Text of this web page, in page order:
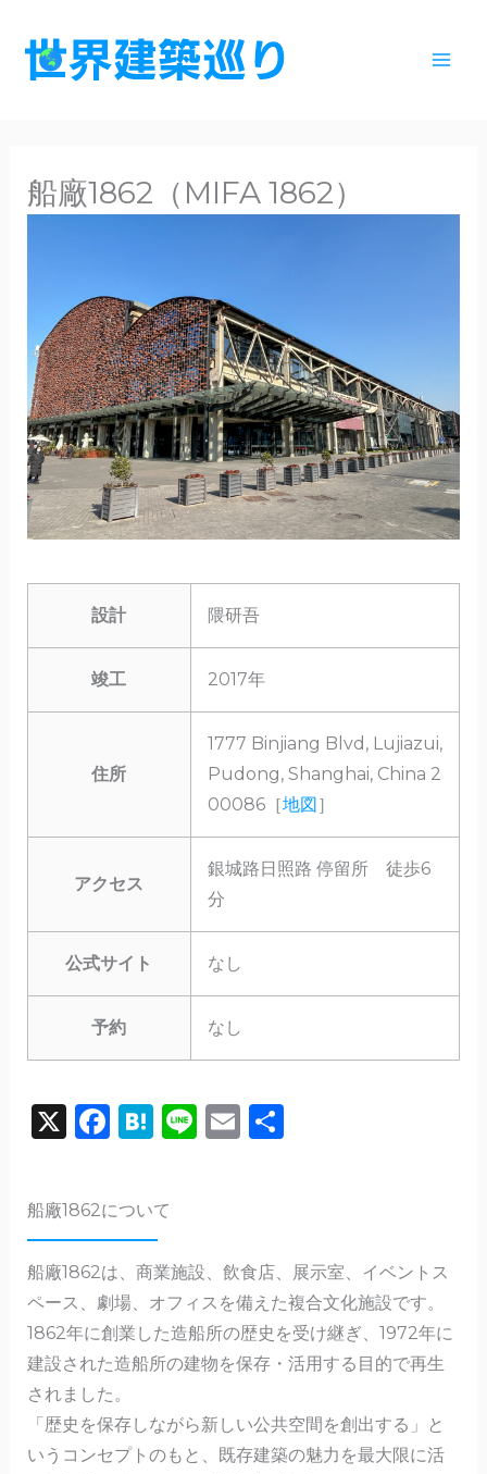
船廠1862（MIFA 1862）
設計 隈研吾
竣工 2017年
住所
1777 Binjiang Blvd, Lujiazui,
Pudong, Shanghai, China 2
00086［地図］
アクセス
銀城路日照路 停留所 徒歩6
分
公式サイト なし
予約 なし
F
e
b
o
o
k
E
Li
H
n
a
X
共
船廠1862について
船廠1862は、商業施設、飲食店、展示室、イベントス
ペース、劇場、オフィスを備えた複合文化施設です。
1862年に創業した造船所の歴史を受け継ぎ、1972年に
建設された造船所の建物を保存・活用する目的で再生
されました。
「歴史を保存しながら新しい公共空間を創出する」と
いうコンセプトのもと、既存建築の魅力を最大限に活